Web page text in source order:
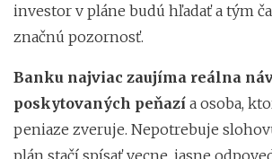
investor v pláne budú hľadať a tým
značnú pozornosť.
Banku najviac zaujíma reálna
poskytovaných peňazí a osoba,
peniaze zveruje. Nepotrebuje
plán stačí spísať vecne, jasne